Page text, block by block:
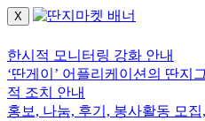
X
한시적 모니터링 강화 안내
‘딴게이’ 어플리케이션의 딴지
적 조치 안내
홍보, 나눔, 후기, 봉사활동 모